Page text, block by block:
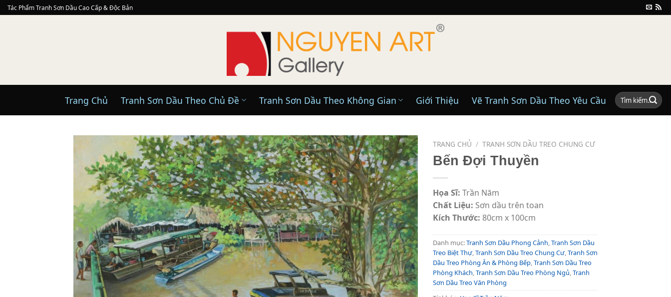
Skip
to
Tác Phẩm Tranh Sơn Dầu Cao Cấp & Độc Bản
Trang Chủ Tranh Sơn Dầu Theo Chủ Đề Tranh Sơn Dầu Theo Không Gian Giới Thiệu Vẽ Tranh Sơn Dầu Theo Yêu Cầu
Tìm
kiếm:
TRANG CHỦ / TRANH SƠN DẦU TREO CHUNG CƯ
Bến Đợi Thuyền
Họa Sĩ: Trần Năm
Chất Liệu: Sơn dầu trên toan
Kích Thước: 80cm x 100cm
Danh mục:Tranh Sơn Dầu Phong Cảnh Tranh Sơn Dầu
Treo Biệt Thự Tranh Sơn Dầu Treo Chung Cư Tranh Sơn
Dầu Treo Phòng Ăn & Phòng Bếp Tranh Sơn Dầu Treo
Phòng Khách Tranh Sơn Dầu Treo Phòng Ngủ Tranh
Sơn Dầu Treo Văn Phòng